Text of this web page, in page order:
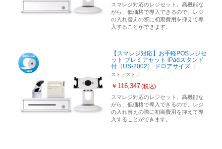
スマレジ対応のレジセット。高機能な
がら、低価格で導入できるので、レジ
の入れ替えの際に初期費用を抑えて導
入することができます。
【スマレジ対応】お手軽POSレジセ
ット プレミアセット iPadスタンド
付（US-2002） ドロアサイズ: L
ストアストア
￥116,347(税込)
スマレジ対応のレジセット。高機能な
がら、低価格で導入できるので、レジ
の入れ替えの際に初期費用を抑えて導
入することができます。